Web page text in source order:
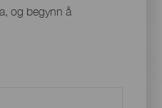
og begynn å